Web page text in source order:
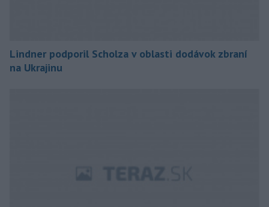
Lindner podporil Scholza v oblasti dodávok zbraní
na Ukrajinu